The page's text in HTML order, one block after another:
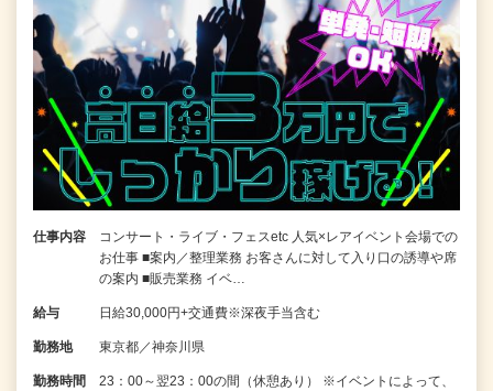
仕事内容
コンサート・ライブ・フェスetc 人気×レアイベント会場での
お仕事 ■案内／整理業務 お客さんに対して入り口の誘導や席
の案内 ■販売業務 イベ…
給与 日給30,000円+交通費※深夜手当含む
勤務地 東京都／神奈川県
勤務時間
23：00～翌23：00の間（休憩あり） ※イベントによって、